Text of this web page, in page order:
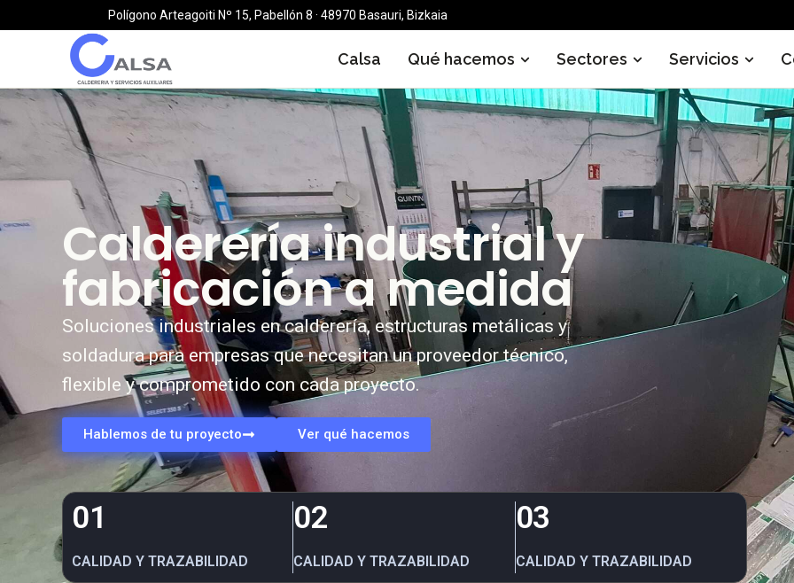
Polígono Arteagoiti Nº 15, Pabellón 8 · 48970 Basauri, Bizkaia
Calsa Qué hacemos Sectores Servicios
Caldereríaindustrialy
fabricaciónamedida
Soluciones industriales en calderería, estructuras metálicas y
soldadura para empresas que necesitan un proveedor técnico,
flexible y comprometido con cada proyecto.
Hablemos de tu proyecto Ver qué hacemos
01
CALIDAD Y TRAZABILIDAD
02
CALIDAD Y TRAZABILIDAD
03
CALIDAD Y TRAZABILIDAD